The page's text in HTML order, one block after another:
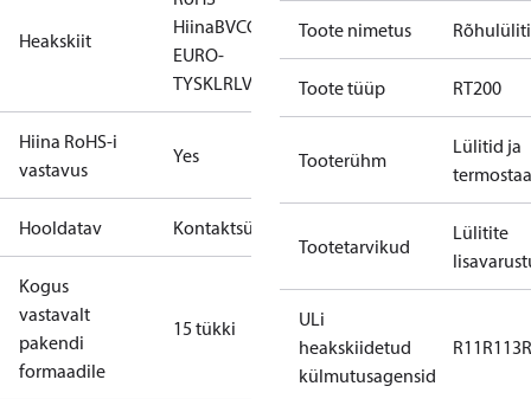
Heakskiit
HiinaBVCCC DNVEACGLKRLLC CDC
EURO-
TYSKLRLVD NKKRINARMRS TYSK
Hiina RoHS-i
vastavus
Yes
Hooldatav Kontaktsüsteemid
Kogus
vastavalt
pakendi
formaadile
15 tükki
Toote nimetus Rõhulüliti
Toote tüüp RT200
Tooterühm
Lülitid ja
Tootetarvikud
Lülitite
ULi
heakskiidetud
külmutusagensid
R11R113